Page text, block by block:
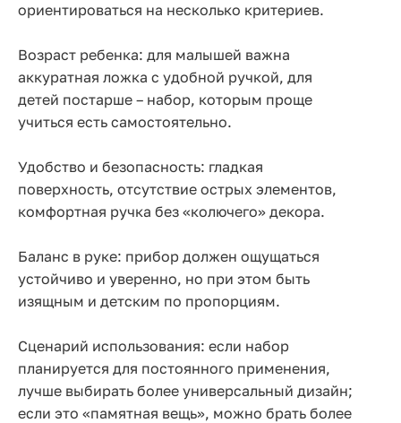
ориентироваться на несколько критериев.
Возраст ребенка: для малышей важна
аккуратная ложка с удобной ручкой, для
детей постарше – набор, которым проще
учиться есть самостоятельно.
Удобство и безопасность: гладкая
поверхность, отсутствие острых элементов,
комфортная ручка без «колючего» декора.
Баланс в руке: прибор должен ощущаться
устойчиво и уверенно, но при этом быть
изящным и детским по пропорциям.
Сценарий использования: если набор
планируется для постоянного применения,
лучше выбирать более универсальный дизайн;
если это «памятная вещь», можно брать более